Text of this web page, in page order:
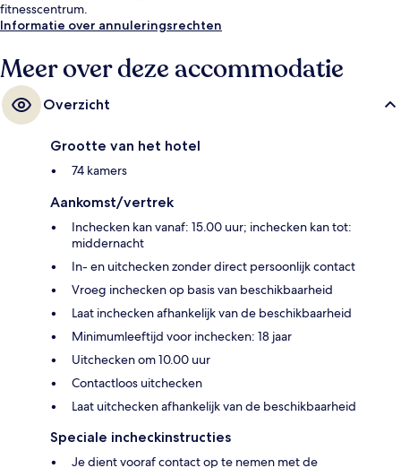
fitnesscentrum.
Informatie over annuleringsrechten
Meer over deze accommodatie
Overzicht
Grootte van het hotel
74 kamers
Aankomst/vertrek
Inchecken kan vanaf: 15.00 uur; inchecken kan tot:
middernacht
In- en uitchecken zonder direct persoonlijk contact
Vroeg inchecken op basis van beschikbaarheid
Laat inchecken afhankelijk van de beschikbaarheid
Minimumleeftijd voor inchecken: 18 jaar
Uitchecken om 10.00 uur
Contactloos uitchecken
Laat uitchecken afhankelijk van de beschikbaarheid
Speciale incheckinstructies
Je dient vooraf contact op te nemen met de